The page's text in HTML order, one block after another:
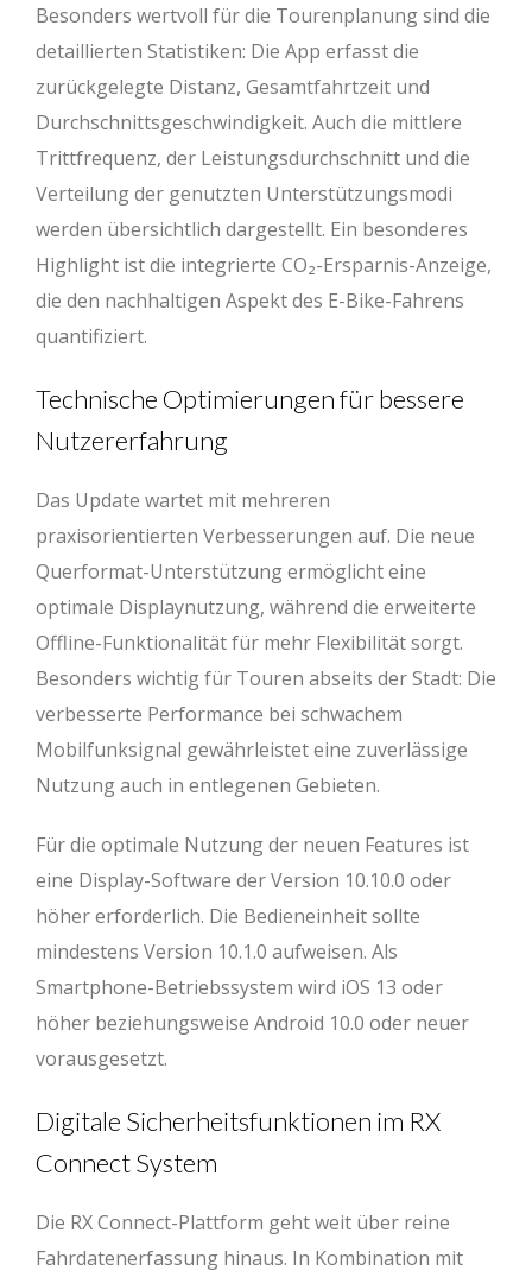
Besonders wertvoll für die Tourenplanung sind die
detaillierten Statistiken: Die App erfasst die
zurückgelegte Distanz, Gesamtfahrtzeit und
Durchschnittsgeschwindigkeit. Auch die mittlere
Trittfrequenz, der Leistungsdurchschnitt und die
Verteilung der genutzten Unterstützungsmodi
werden übersichtlich dargestellt. Ein besonderes
Highlight ist die integrierte CO₂-Ersparnis-Anzeige,
die den nachhaltigen Aspekt des E-Bike-Fahrens
quantifiziert.
Technische Optimierungen für bessere
Nutzererfahrung
Das Update wartet mit mehreren
praxisorientierten Verbesserungen auf. Die neue
Querformat-Unterstützung ermöglicht eine
optimale Displaynutzung, während die erweiterte
Offline-Funktionalität für mehr Flexibilität sorgt.
Besonders wichtig für Touren abseits der Stadt: Die
verbesserte Performance bei schwachem
Mobilfunksignal gewährleistet eine zuverlässige
Nutzung auch in entlegenen Gebieten.
Für die optimale Nutzung der neuen Features ist
eine Display-Software der Version 10.10.0 oder
höher erforderlich. Die Bedieneinheit sollte
mindestens Version 10.1.0 aufweisen. Als
Smartphone-Betriebssystem wird iOS 13 oder
höher beziehungsweise Android 10.0 oder neuer
vorausgesetzt.
Digitale Sicherheitsfunktionen im RX
Connect System
Die RX Connect-Plattform geht weit über reine
Fahrdatenerfassung hinaus. In Kombination mit